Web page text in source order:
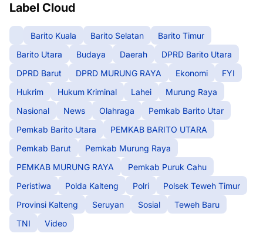
Label Cloud
Barito Kuala Barito Selatan
Barito Timur
Barito Utara
Budaya Daerah
DPRD Barito Utara
DPRD Barut
DPRD MURUNG RAYA Ekonomi
FYI
Hukrim
Hukum Kriminal Lahei
Murung Raya
Nasional
News Olahraga
Pemkab Barito Utar
Pemkab Barito Utara
PEMKAB BARITO UTARA
Pemkab Barut
Pemkab Murung Raya
PEMKAB MURUNG RAYA
Pemkab Puruk Cahu
Peristiwa
Polda Kalteng Polri
Polsek Teweh Timur
Provinsi Kalteng
Seruyan Sosial
Teweh Baru
TNI
Video